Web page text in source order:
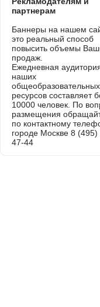
партнерам
Баннеры на нашем
это реальный способ
повысить объемы
продаж.
Ежедневная
наших
общеобразовательных
ресурсов составляет
10000 человек. По
размещения
по контактному
городе Москве 8 (495)
47-44